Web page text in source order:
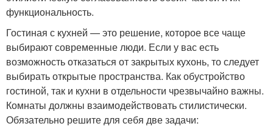
функциональность.
Гостиная с кухней — это решение, которое все чаще
выбирают современные люди. Если у вас есть
возможность отказаться от закрытых кухонь, то следует
выбирать открытые пространства. Как обустройство
гостиной, так и кухни в отдельности чрезвычайно важны.
Комнаты должны взаимодействовать стилистически.
Обязательно решите для себя две задачи: